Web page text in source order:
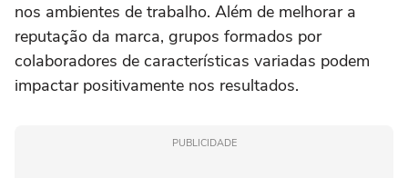
nos ambientes de trabalho. Além de melhorar a
reputação da marca, grupos formados por
colaboradores de características variadas podem
impactar positivamente nos resultados.
PUBLICIDADE